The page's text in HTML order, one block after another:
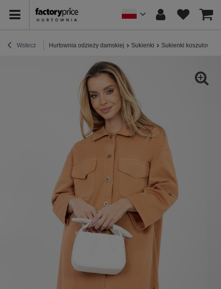
Wstecz Hurtownia odzieży damskiej Sukienki Sukienki koszulowe